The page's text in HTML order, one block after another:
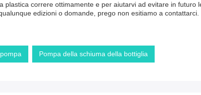
correre ottimamente e per aiutarvi ad evitare in futuro
edizioni o domande, prego non esitiamo a contattarci.
Pompa della schiuma della bottiglia